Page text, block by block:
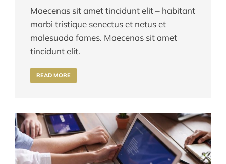
Maecenas sit amet tincidunt elit – habitant
morbi tristique senectus et netus et
malesuada fames. Maecenas sit amet
tincidunt elit.
READ MORE